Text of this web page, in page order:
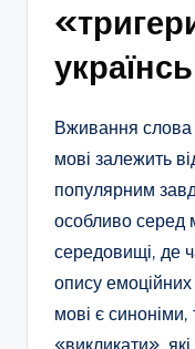
Вживання слова
мові залежить
популярним
особливо серед
середовищі, де
опису емоційних
мові є синоніми,
«викликати»,